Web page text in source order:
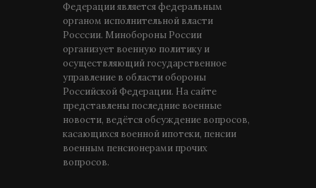
Федерации является федеральным
органом исполнительной власти
Росссии. Минобороны России
организует военную политику и
осуществляющий государственное
управление в области обороны
Российской Федерации. На сайте
представлены последние военные
новости, ведётся обсуждение вопросов,
касающихся военной ипотеки, пенсии
военным пенсионерами прочих
вопросов.